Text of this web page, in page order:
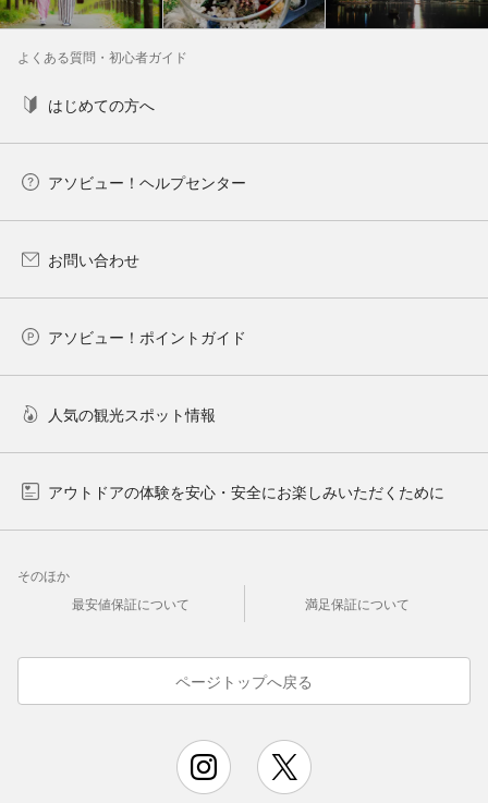
よくある質問・初心者ガイド
はじめての方へ
アソビュー！ヘルプセンター
お問い合わせ
アソビュー！ポイントガイド
人気の観光スポット情報
アウトドアの体験を安心・安全にお楽しみいただくために
そのほか
最安値保証について
満足保証について
ページトップへ戻る